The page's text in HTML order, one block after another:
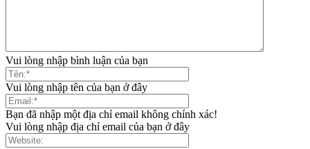
Vui lòng nhập bình luận của bạn
Vui lòng nhập tên của bạn ở đây
Bạn đã nhập một địa chỉ email không chính xác!
Vui lòng nhập địa chỉ email của bạn ở đây